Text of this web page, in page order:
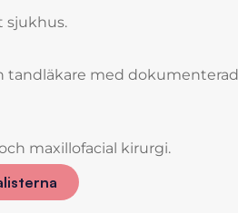
sjukhus.
tandläkare med dokumenterad
maxillofacial kirurgi.